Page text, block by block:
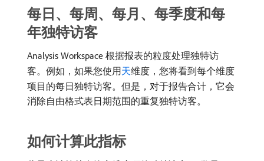
每日、每周、每月、每季度和每
年独特访客
Analysis Workspace 根据报表的粒度处理独特访
客。例如，如果您使用天维度，您将看到每个维度
项目的每日独特访客。但是，对于报告合计，它会
消除自由格式表日期范围的重复独特访客。
如何计算此指标